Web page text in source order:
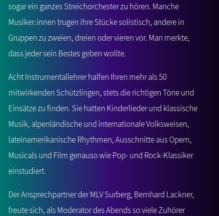
sogar ein ganzes Streichorchester zu hören. Manche
Musiker:innen trugen ihre Stücke solistisch, andere in
Gruppen zu zweien, dreien oder vieren vor. Man merkte,
dass jeder sein Bestes geben wollte.
Acht Instrumentallehrer halfen Ihren mehr als 50
mitwirkenden Schützlingen, stets die richtigen Töne und
Einsätze zu finden. Sie hatten Kinderlieder und klassische
Musik, alpenländische und internationale Volksweisen,
lateinamerikanische Rhythmen, Ausschnitte aus Opern,
Musicals und Film genauso wie Pop- und Rock-Klassiker
einstudiert.
Der Ansprechpartner der MLV Surberg, Bernhard Lackner,
freute sich, als Moderator des Abends so viele Zuhörer